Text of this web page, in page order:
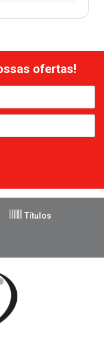
ofertas!
Títulos